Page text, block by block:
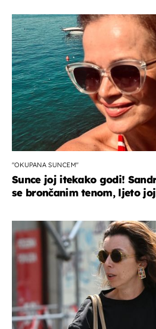
"OKUPANA SUNCEM"
Sunce joj itekako godi!
se brončanim tenom, ljeto